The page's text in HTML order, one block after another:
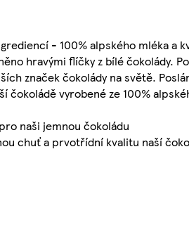
- 100% alpského mléka a
hravými flíčky z bílé čokolády.
značek čokolády na světě.
vyrobené ze 100%
naši jemnou čokoládu
chuť a prvotřídní kvalitu naší